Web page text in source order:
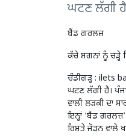
ਘਟਣ ਲੱਗੀ
ਬੈਂਡ ਗਰਲਜ਼
ਕੱਚੇ ਸ਼ਗਨਾਂ ਨੂੰ ਚੜ੍ਹੇ
ਚੰਡੀਗੜ੍ਹ : ilets
ਘਟਣ ਲੱਗੀ ਹੈ।
ਵਾਲੀ ਲੜਕੀ ਦਾ
ਇਨ੍ਹਾਂ ‘ਬੈਂਡ
ਰਿਸ਼ਤੇ ਜੋੜਨ ਵਾਲੇ